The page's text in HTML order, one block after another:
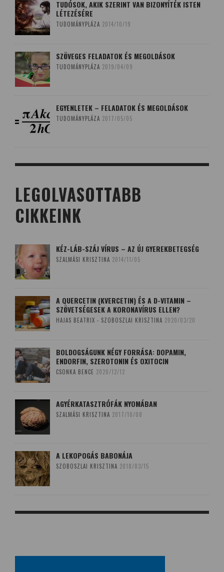
TUDÓSOK, AKIK SZERINT VAN BIZONYÍTÉK ISTEN
LÉTEZÉSÉRE
TUDOMÁNYPLÁZA 2014/10/19
SZÖVEGES FELADATOK ÉS MEGOLDÁSOK
TUDOMÁNYPLÁZA 2019/04/09
EGYENLETEK – FELADATOK ÉS MEGOLDÁSOK
TUDOMÁNYPLÁZA 2017/05/05
LEGOLVASOTTABB
CIKKEINK
KÉZ-LÁB-SZÁJ VÍRUS – AZ ÚJ GYEREKBETEGSÉG
SZALMÁSI KRISZTINA 2014/11/05
A QUERCETIN (KVERCETIN) ÉS A D-VITAMIN –
SZÖVETSÉGESEK A KORONAVÍRUS ELLEN?
HAJAS BEATRIX - SZOBOSZLAI KRISZTINA 2020/03/20
BOLDOGSÁGUNK NÉGY FORRÁSA: DOPAMIN,
ENDORFIN, SZEROTONIN ÉS OXITOCIN
CSONKA BENCE 2020/12/12
AGYÉRKATASZTRÓFÁK NYOMÁBAN
SZALMÁSI KRISZTINA 2017/10/08
A LEKOPOGÁS BABONÁJA
SZOBOSZLAI KRISZTINA 2018/03/15